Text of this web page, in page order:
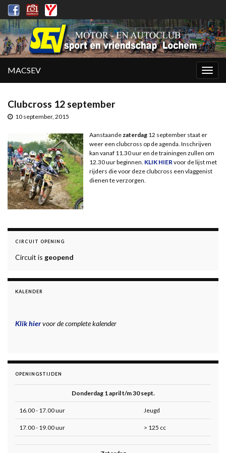
MACSEV
Clubcross 12 september
10 september, 2015
Aanstaande zaterdag 12 september staat er
weer een clubcross op de agenda. Inschrijven
kan vanaf 11.30 uur en de trainingen zullen om
12.30 uur beginnen. KLIK HIER voor de lijst met
rijders die voor deze clubcross een vlaggenist
dienen te verzorgen.
CIRCUIT OPENING
Circuit is geopend
KALENDER
Klik hiervoor de complete kalender
OPENINGSTIJDEN
Donderdag 1 april t/m 30 sept.
16.00 - 17.00 uur Jeugd
17.00 - 19.00 uur > 125 cc